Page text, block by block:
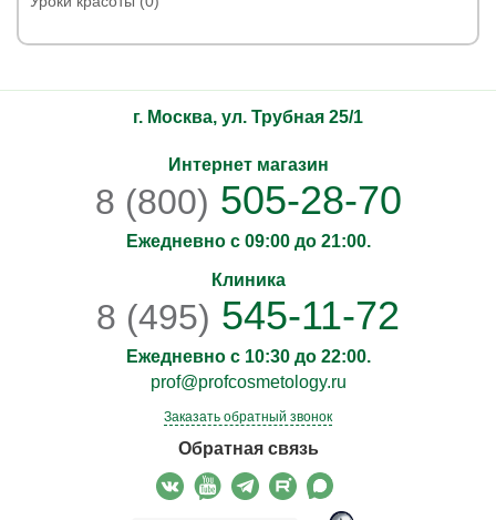
г. Москва, ул. Трубная 25/1
Интернет магазин
8 (800) 505-28-70
Ежедневно с 09:00 до 21:00.
Клиника
8 (495) 545-11-72
Ежедневно с 10:30 до 22:00.
prof@profcosmetology.ru
Заказать обратный звонок
Обратная связь